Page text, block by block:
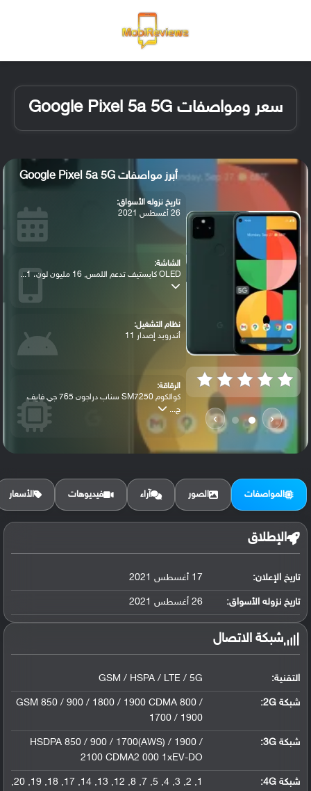
سعر ومواصفات Google Pixel 5a 5G
‹
›
أبرز مواصفات Google Pixel 5a 5G
تاريخ نزوله الأسواق:
26 أغسطس 2021
الشاشة:
OLED كابستيف تدعم اللمس, 16 مليون لون، 1...
نظام التشغيل:
أندرويد إصدار 11
الرقاقة:
كوالكوم SM7250 سناب دراجون 765 جي فايف
ج...
الرام / التخزين:
البطارية:
ليثيوم بوليمر سعة 4680 مللي أمبير, غير ق...
المواصفات الصور آراء فيديوهات الأسعار
الإطلاق
تاريخ الإعلان: 17 أغسطس 2021
تاريخ نزوله الأسواق: 26 أغسطس 2021
شبكة الاتصال
التقنية: GSM / HSPA / LTE / 5G
شبكة 2G:
GSM 850 / 900 / 1800 / 1900 CDMA 800 /
1700 / 1900
شبكة 3G :
HSDPA 850 / 900 / 1700(AWS) / 1900 /
2100 CDMA2 000 1xEV-DO
شبكة 4G :
1, 2, 3, 4, 5, 7, 8, 12, 13, 14, 17, 18, 19, 20,